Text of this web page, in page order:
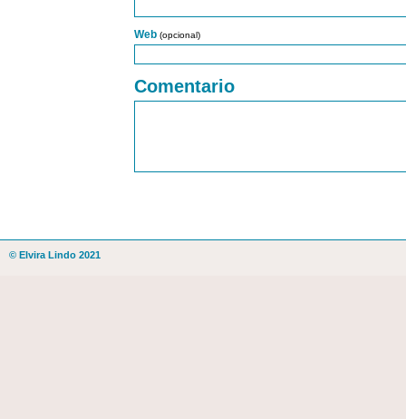
Web (opcional)
Comentario
© Elvira Lindo 2021